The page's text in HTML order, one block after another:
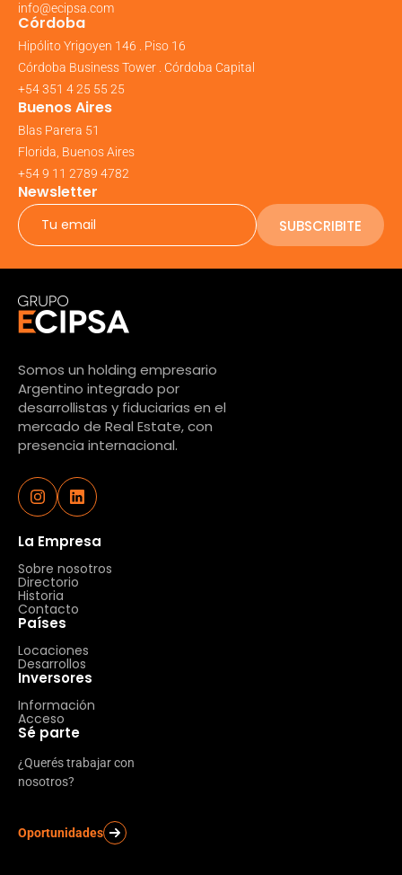
info@ecipsa.com
Córdoba
Hipólito Yrigoyen 146 . Piso 16
Córdoba Business Tower . Córdoba Capital
+54 351 4 25 55 25
Buenos Aires
Blas Parera 51
Florida, Buenos Aires
+54 9 11 2789 4782
Newsletter
SUBSCRIBITE
Somos un holding empresario
Argentino integrado por
desarrollistas y fiduciarias en el
mercado de Real Estate, con
presencia internacional.
La Empresa
Sobre nosotros
Directorio
Historia
Contacto
Países
Locaciones
Desarrollos
Inversores
Información
Acceso
Sé parte
¿Querés trabajar con
nosotros?
Oportunidades